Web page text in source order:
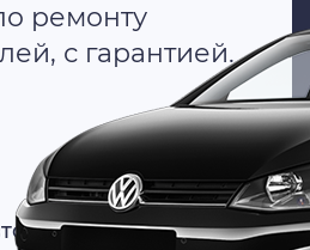
ремонту
с гарантией.